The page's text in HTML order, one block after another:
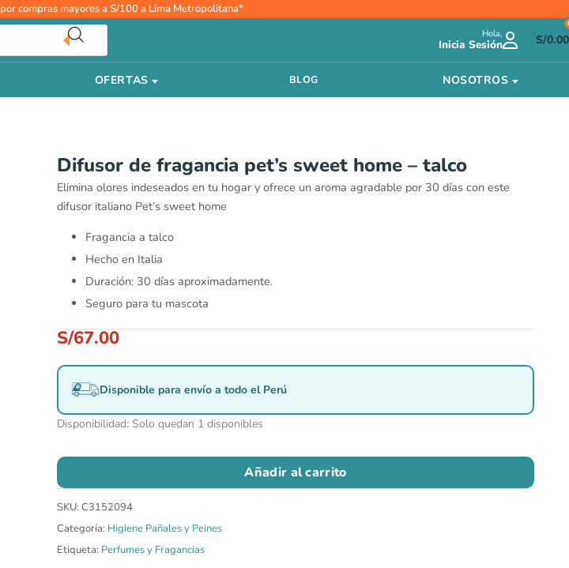
por compras mayores a S/100 a Lima Metropolitana*
Hola,
Inicia Sesión S/0.00
OFERTAS BLOG NOSOTROS
Difusor de fragancia pet’s sweet home – talco
Elimina olores indeseados en tu hogar y ofrece un aroma agradable por 30 días con este
difusor italiano Pet’s sweet home
Fragancia a talco
Hecho en Italia
Duración: 30 días aproximadamente.
Seguro para tu mascota
S/67.00
Disponible para envío a todo el Perú
Disponibilidad: Solo quedan 1 disponibles
Difusor
de
fragancia
pet's
home
cantidad
Añadir al carrito
SKU: C3152094
Categoría: Higiene Pañales y Peines
Etiqueta: Perfumes y Fragancias